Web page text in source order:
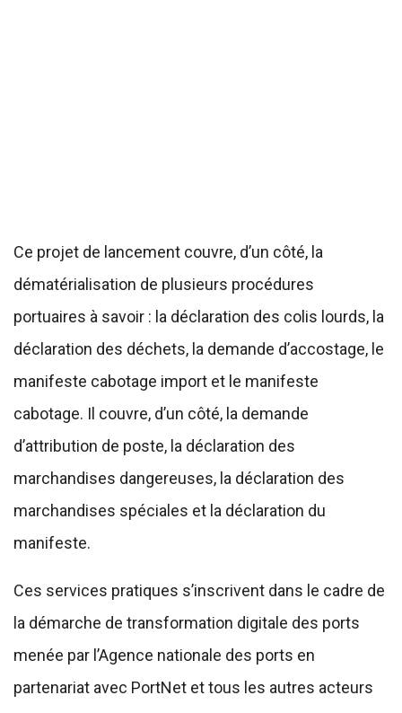
Ce projet de lancement couvre, d’un côté, la
dématérialisation de plusieurs procédures
portuaires à savoir : la déclaration des colis lourds, la
déclaration des déchets, la demande d’accostage, le
manifeste cabotage import et le manifeste
cabotage. Il couvre, d’un côté, la demande
d’attribution de poste, la déclaration des
marchandises dangereuses, la déclaration des
marchandises spéciales et la déclaration du
manifeste.
Ces services pratiques s’inscrivent dans le cadre de
la démarche de transformation digitale des ports
menée par l’Agence nationale des ports en
partenariat avec PortNet et tous les autres acteurs